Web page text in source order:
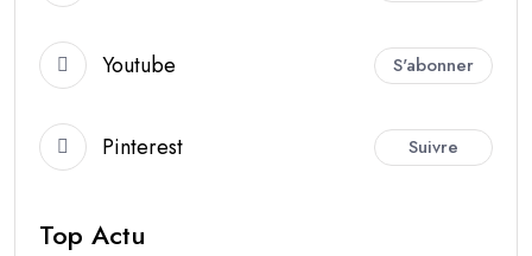
Youtube S'abonner
Pinterest Suivre
Top Actu